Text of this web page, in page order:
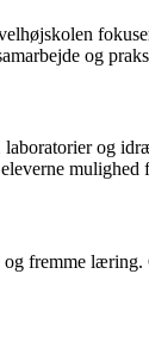
og
laboratorier og
mulighed
fremme